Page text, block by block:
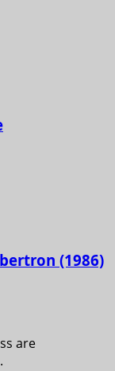
(1986)
are